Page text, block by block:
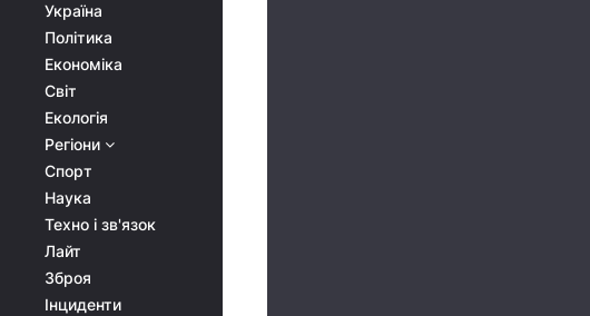
Україна
Політика
Економіка
Світ
Екологія
Регіони
Спорт
Наука
Техно і зв'язок
Лайт
Зброя
Інциденти